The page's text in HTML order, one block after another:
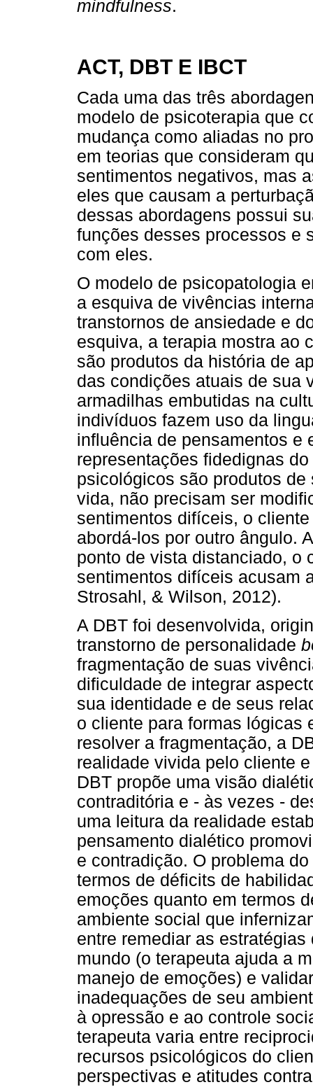
mindfulness.
ACT, DBT E IBCT
Cada uma das três
modelo de psicoterapia que
mudança como aliadas no
em teorias que consideram
sentimentos negativos, mas
eles que causam a
dessas abordagens possui
funções desses processos e
com eles.
O modelo de psicopatologia
a esquiva de vivências
transtornos de ansiedade e
esquiva, a terapia mostra ao
são produtos da história de
das condições atuais de sua
armadilhas embutidas na
indivíduos fazem uso da
influência de pensamentos e
representações fidedignas
psicológicos são produtos
vida, não precisam ser
sentimentos difíceis, o
abordá-los por outro ângulo.
ponto de vista distanciado, o
sentimentos difíceis acusam
Strosahl, & Wilson, 2012).
A DBT foi desenvolvida,
transtorno de personalidade
fragmentação de suas
dificuldade de integrar
sua identidade e de seus
o cliente para formas lógicas
resolver a fragmentação, a
realidade vivida pelo cliente
DBT propõe uma visão
contraditória e - às vezes -
uma leitura da realidade
pensamento dialético
e contradição. O problema
termos de déficits de
emoções quanto em termos
ambiente social que
entre remediar as
mundo (o terapeuta ajuda a
manejo de emoções) e
inadequações de seu
à opressão e ao controle
terapeuta varia entre
recursos psicológicos do
perspectivas e atitudes